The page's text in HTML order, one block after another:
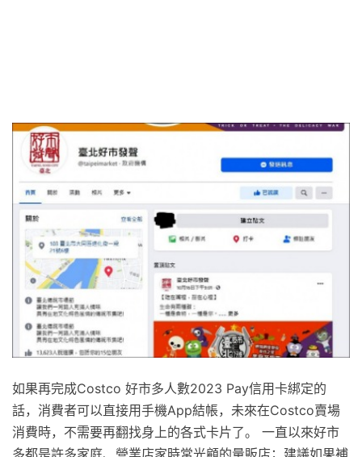
如果再完成Costco 好市多人數2023 Pay信用卡綁定的
話，消費者可以直接用手機App結帳，未來在Costco賣場
消費時，不需要再翻找身上的各式卡片了。 一直以來好市